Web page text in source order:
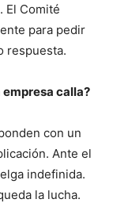
El Comité
para pedir
respuesta.
empresa calla?
con un
Ante el
indefinida.
la lucha.